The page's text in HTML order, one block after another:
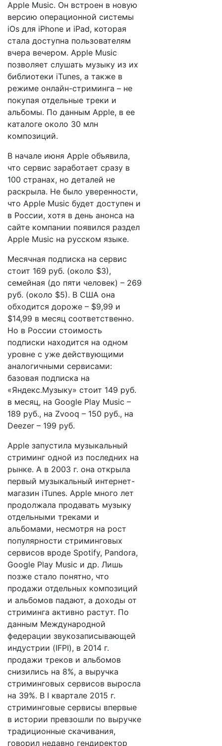
Apple Music. Он встроен в новую
версию операционной системы
iOs для iPhone и iPad, которая
стала доступна пользователям
вчера вечером. Apple Music
позволяет слушать музыку из их
библиотеки iTunes, а также в
режиме онлайн-стриминга – не
покупая отдельные треки и
альбомы. По данным Apple, в ее
каталоге около 30 млн
композиций.
В начале июня Apple объявила,
что сервис заработает сразу в
100 странах, но деталей не
раскрыла. Не было уверенности,
что Apple Music будет доступен и
в России, хотя в день анонса на
сайте компании появился раздел
Apple Music на русском языке.
Месячная подписка на сервис
стоит 169 руб. (около $3),
семейная (до пяти человек) – 269
руб. (около $5). В США она
обходится дороже – $9,99 и
$14,99 в месяц соответственно.
Но в России стоимость
подписки находится на одном
уровне с уже действующими
аналогичными сервисами:
базовая подписка на
«Яндекс.Музыку» стоит 149 руб.
в месяц, на Google Play Music –
189 руб., на Zvooq – 150 руб., на
Deezer – 199 руб.
Apple запустила музыкальный
стриминг одной из последних на
рынке. А в 2003 г. она открыла
первый музыкальный интернет-
магазин iTunes. Apple много лет
продолжала продавать музыку
отдельными треками и
альбомами, несмотря на рост
популярности стриминговых
сервисов вроде Spotify, Pandora,
Google Play Music и др. Лишь
позже стало понятно, что
продажи отдельных композиций
и альбомов падают, а доходы от
стриминга активно растут. По
данным Международной
федерации звукозаписывающей
индустрии (IFPI), в 2014 г.
продажи треков и альбомов
снизились на 8%, а выручка
стриминговых сервисов выросла
на 39%. В I квартале 2015 г.
стриминговые сервисы впервые
в истории превзошли по выручке
традиционные скачивания,
говорил недавно гендиректор